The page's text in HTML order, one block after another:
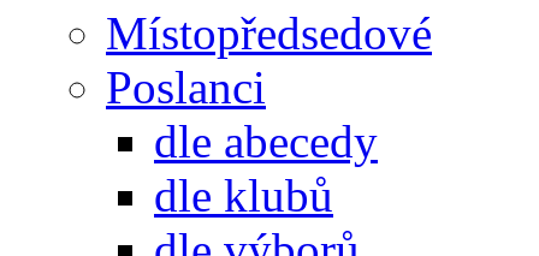
Místopředsedové
Poslanci
dle abecedy
dle klubů